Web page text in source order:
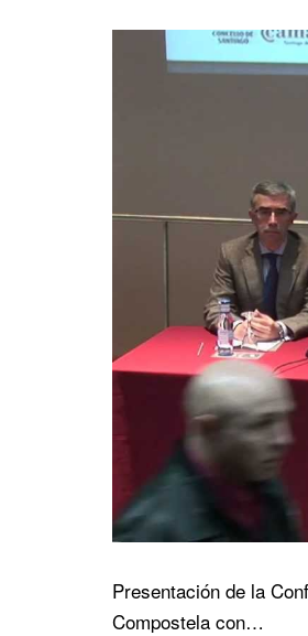
Presentación de la
Compostela con…